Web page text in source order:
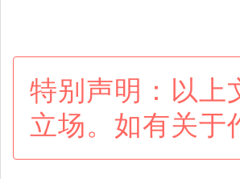
特别声明：以上
立场。如有关于